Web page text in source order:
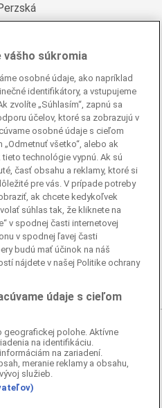
Slovensko
alebo ďalšie šírenie
zdrojov TASR je bez
súhlasu TASR porušením
vášho súkromia
osobné údaje, ako napríklad
identifikátory, a vstupujeme
zvolíte „Súhlasím“, zapnú sa
účelov, ktoré sa zobrazujú v
osobné údaje s cieľom
všetko“, alebo ak
technológie vypnú. Ak sú
časť obsahu a reklamy, ktoré si
pre vás. V prípade potreby
ak chcete kedykoľvek
súhlas tak, že kliknete na
v spodnej časti internetovej
v spodnej ľavej časti
budú mať účinok na náš
nájdete v našej Politike ochrany
údaje s cieľom
geografickej polohe. Aktívne
na identifikáciu.
na zariadení.
meranie reklamy a obsahu,
služieb.